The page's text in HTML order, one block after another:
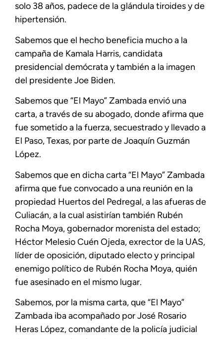
solo 38 años, padece de la glándula tiroides y de
hipertensión.
Sabemos que el hecho beneficia mucho a la
campaña de Kamala Harris, candidata
presidencial demócrata y también a la imagen
del presidente Joe Biden.
Sabemos que “El Mayo” Zambada envió una
carta, a través de su abogado, donde afirma que
fue sometido a la fuerza, secuestrado y llevado a
El Paso, Texas, por parte de Joaquín Guzmán
López.
Sabemos que en dicha carta “El Mayo” Zambada
afirma que fue convocado a una reunión en la
propiedad Huertos del Pedregal, a las afueras de
Culiacán, a la cual asistirían también Rubén
Rocha Moya, gobernador morenista del estado;
Héctor Melesio Cuén Ojeda, exrector de la UAS,
líder de oposición, diputado electo y principal
enemigo político de Rubén Rocha Moya, quién
fue asesinado en el mismo lugar.
Sabemos, por la misma carta, que “El Mayo”
Zambada iba acompañado por José Rosario
Heras López, comandante de la policía judicial